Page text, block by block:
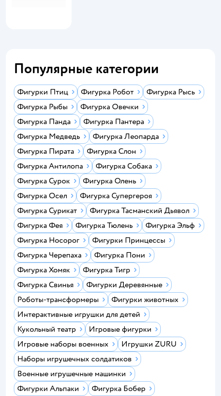
Популярные категории
Фигурки Птиц Фигурка Робот
Фигурка Рысь
Фигурка Рыбы
Фигурка Овечки
Фигурка Панда
Фигурка Пантера
Фигурка Медведь
Фигурка Леопарда
Фигурка Пирата
Фигурка Слон
Фигурка Антилопа
Фигурка Собака
Фигурка Сурок
Фигурка Олень
Фигурка Осел
Фигурка Супергероя
Фигурка Сурикат
Фигурка Тасманский Дьявол
Фигурка Фея
Фигурка Тюлень
Фигурка Эльф
Фигурка Носорог
Фигурки Принцессы
Фигурка Черепаха
Фигурка Пони
Фигурка Хомяк
Фигурка Тигр
Фигурка Свинья
Фигурки Деревянные
Роботы-трансформеры
Фигурки животных
Интерактивные игрушки для детей
Кукольный театр
Игровые фигурки
Игровые наборы военных
Игрушки ZURU
Наборы игрушечных солдатиков
Военные игрушечные машинки
Фигурки Альпаки
Фигурка Бобер